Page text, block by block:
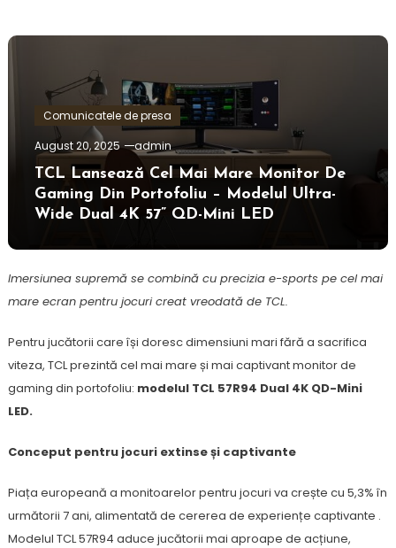
Comunicatele de presa
August 20, 2025
admin
TCL Lansează Cel Mai Mare Monitor De
Gaming Din Portofoliu – Modelul Ultra-
Wide Dual 4K 57” QD-Mini LED
Imersiunea supremă se combină cu precizia e-sports pe cel mai
mare ecran pentru jocuri creat vreodată de TCL.
Pentru jucătorii care își doresc dimensiuni mari fără a sacrifica
viteza, TCL prezintă cel mai mare și mai captivant monitor de
gaming din portofoliu: modelul TCL 57R94 Dual 4K QD-Mini
LED.
Conceput pentru jocuri extinse și captivante
Piața europeană a monitoarelor pentru jocuri va crește cu 5,3% în
următorii 7 ani, alimentată de cererea de experiențe captivante .
Modelul TCL 57R94 aduce jucătorii mai aproape de acțiune,